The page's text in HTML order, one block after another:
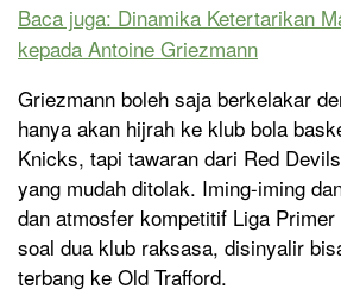
Baca juga: Dinamika Ketertarikan
kepada Antoine Griezmann
Griezmann boleh saja berkelakar
hanya akan hijrah ke klub bola
Knicks, tapi tawaran dari Red
yang mudah ditolak. Iming-iming
dan atmosfer kompetitif Liga
soal dua klub raksasa, disinyalir
terbang ke Old Trafford.